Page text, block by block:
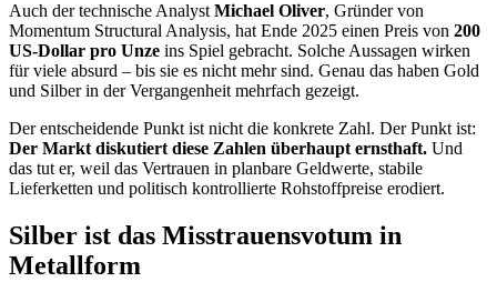
Auch der technische Analyst Michael Oliver, Gründer von
Momentum Structural Analysis, hat Ende 2025 einen Preis von 200
US-Dollar pro Unze ins Spiel gebracht. Solche Aussagen wirken
für viele absurd – bis sie es nicht mehr sind. Genau das haben Gold
und Silber in der Vergangenheit mehrfach gezeigt.
Der entscheidende Punkt ist nicht die konkrete Zahl. Der Punkt ist:
Der Markt diskutiert diese Zahlen überhaupt ernsthaft. Und
das tut er, weil das Vertrauen in planbare Geldwerte, stabile
Lieferketten und politisch kontrollierte Rohstoffpreise erodiert.
Silber ist das Misstrauensvotum in
Metallform